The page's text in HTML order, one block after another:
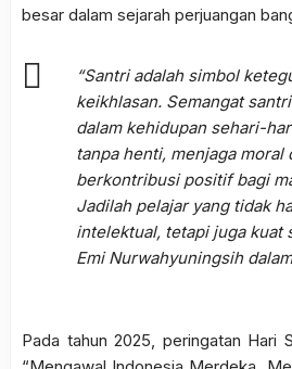
besar dalam sejarah perjuangan
“Santri adalah simbol
keikhlasan. Semangat
dalam kehidupan sehari-
tanpa henti, menjaga moral
berkontribusi positif bagi
Jadilah pelajar yang tidak
intelektual, tetapi juga kuat
Emi Nurwahyuningsih
Pada tahun 2025, peringatan Hari